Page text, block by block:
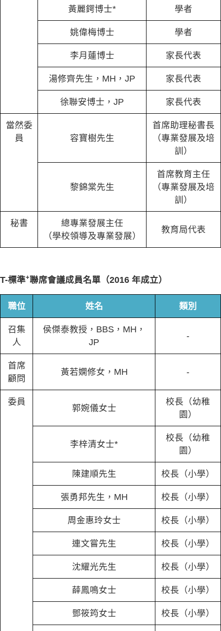
黃麗鍔博士* 學者
姚偉梅博士 學者
李月蓮博士 家長代表
湯修齊先生，MH，JP 家長代表
徐聯安博士，JP 家長代表
當然委
員
容寶樹先生
首席助理秘書長
（專業發展及培
訓）
黎錦棠先生
首席教育主任
（專業發展及培
訓）
秘書
總專業發展主任
（學校領導及專業發展）
教育局代表
T-標準+聯席會議成員名單（2016 年成立）
職位 姓名 類別
召集
人
侯傑泰教授，BBS，MH，
JP
-
首席
顧問
黃若嫻修女，MH -
委員
郭婉儀女士
校長（幼稚
園）
李梓清女士*
校長（幼稚
園）
陳建順先生 校長（小學）
張勇邦先生，MH 校長（小學）
周金惠玲女士 校長（小學）
連文嘗先生 校長（小學）
沈耀光先生 校長（小學）
薛鳳鳴女士 校長（小學）
鄧筱筠女士 校長（小學）